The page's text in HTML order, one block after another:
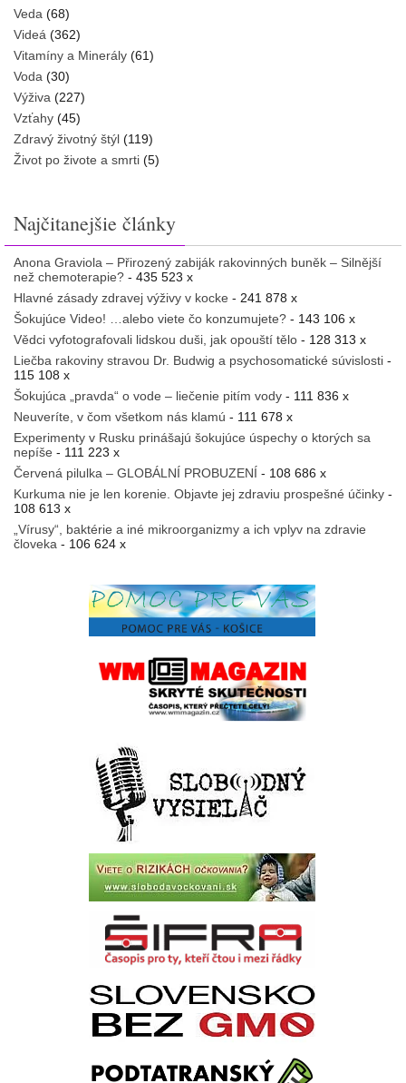
Veda (68)
Videá (362)
Vitamíny a Minerály (61)
Voda (30)
Výživa (227)
Vzťahy (45)
Zdravý životný štýl (119)
Život po živote a smrti (5)
Najčitanejšie články
Anona Graviola – Přirozený zabiják rakovinných buněk – Silnější
než chemoterapie? - 435 523 x
Hlavné zásady zdravej výživy v kocke - 241 878 x
Šokujúce Video! …alebo viete čo konzumujete? - 143 106 x
Vědci vyfotografovali lidskou duši, jak opouští tělo - 128 313 x
Liečba rakoviny stravou Dr. Budwig a psychosomatické súvislosti -
115 108 x
Šokujúca „pravda“ o vode – liečenie pitím vody - 111 836 x
Neuveríte, v čom všetkom nás klamú - 111 678 x
Experimenty v Rusku prinášajú šokujúce úspechy o ktorých sa
nepíše - 111 223 x
Červená pilulka – GLOBÁLNÍ PROBUZENÍ - 108 686 x
Kurkuma nie je len korenie. Objavte jej zdraviu prospešné účinky -
108 613 x
„Vírusy“, baktérie a iné mikroorganizmy a ich vplyv na zdravie
človeka - 106 624 x